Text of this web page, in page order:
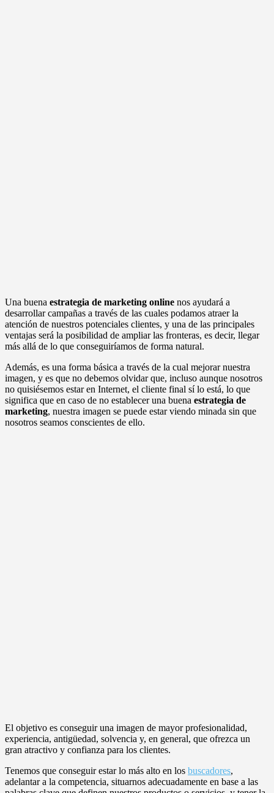
Una buena estrategia de marketing online nos ayudará a
desarrollar campañas a través de las cuales podamos atraer la
atención de nuestros potenciales clientes, y una de las principales
ventajas será la posibilidad de ampliar las fronteras, es decir, llegar
más allá de lo que conseguiríamos de forma natural.
Además, es una forma básica a través de la cual mejorar nuestra
imagen, y es que no debemos olvidar que, incluso aunque nosotros
no quisiésemos estar en Internet, el cliente final sí lo está, lo que
significa que en caso de no establecer una buena estrategia de
marketing, nuestra imagen se puede estar viendo minada sin que
nosotros seamos conscientes de ello.
El objetivo es conseguir una imagen de mayor profesionalidad,
experiencia, antigüedad, solvencia y, en general, que ofrezca un
gran atractivo y confianza para los clientes.
Tenemos que conseguir estar lo más alto en los buscadores,
adelantar a la competencia, situarnos adecuadamente en base a las